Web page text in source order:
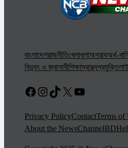
বাংলাদেশরাজনীতিখেলাধুলাঅপরাধঅর্থ-
বিদ্যুৎ ও জ্বালানীশিক্ষাস্বাস্থ্যপ্রযুক্তি
Facebook
Instagram
TikTok
X YouTube
Privacy PolicyContactTerms of
About the NewsChannelBD